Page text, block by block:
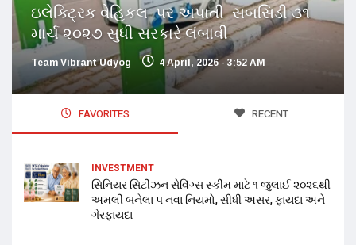
ઇલેક્ટ્રિક વેહિકલ પર અપાતી સબસિડી ૩૧
માર્ચ ૨૦૨૭ સુધી સરકારે લંબાવી
Team Vibrant Udyog 4 April, 2026 - 3:52 AM
FAVORITES RECENT
INVESTMENT
સિનિયર સિટીઝન સેવિંગ્સ સ્કીમ માટે ૧ જુલાઈ ૨૦૨૬થી
અમલી બનેલા ૫ નવા નિયમો, સીધી અસર, ફાયદા અને
ગેરફાયદા